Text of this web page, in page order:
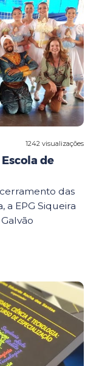
1242 visualizações
de
das
a EPG Siqueira